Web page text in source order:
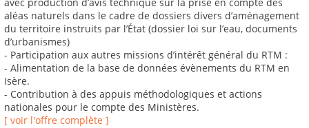
aléas naturels dans le cadre de dossiers divers d’aménagement
du territoire instruits par l’État (dossier loi sur l’eau, documents
d’urbanismes)
- Participation aux autres missions d’intérêt général du RTM :
- Alimentation de la base de données évènements du RTM en
Isère.
- Contribution à des appuis méthodologiques et actions
nationales pour le compte des Ministères.
[ voir l'offre complète ]